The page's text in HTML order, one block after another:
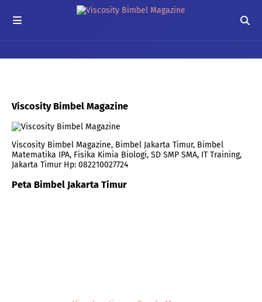
Viscosity Bimbel Magazine
Viscosity Bimbel Magazine, Bimbel Jakarta Timur, Bimbel
Matematika IPA, Fisika Kimia Biologi, SD SMP SMA, IT Training,
Jakarta Timur Hp: 082210027724
Peta Bimbel Jakarta Timur